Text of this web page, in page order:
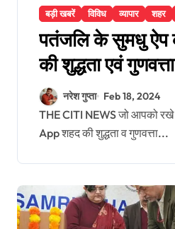
बड़ी खबरें विविध व्यापार शहर
पतंजलि के सुमधु ऐप
की शुद्धता एवं
प्रथम पुरस्कार
नरेश गुप्ता Feb 18, 2024
THE CITI NEWS जो आपको रखे आगे.. हरिद्वार। सुमधु
App शहद की शुद्धता व गुणवत्ता...